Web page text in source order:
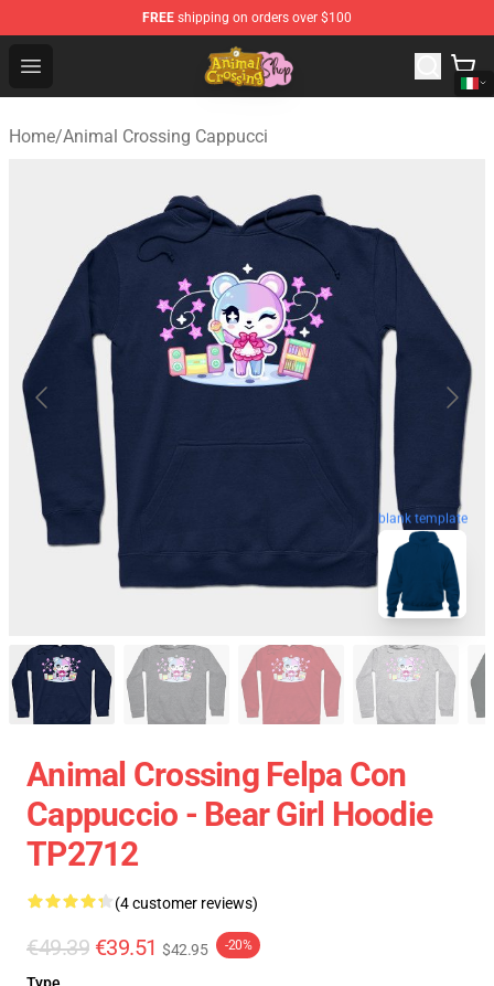
FREE shipping on orders over $100
Open menu
Animal Crossing Shop - Official Animal Crossing
Home/Animal Crossing Cappucci
blank template
Animal Crossing Felpa Con
Cappuccio - Bear Girl Hoodie
TP2712
(4 customer reviews)
€49.39 €39.51 $42.95 -20%